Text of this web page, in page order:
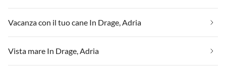
Vacanza con il tuo cane In Drage, Adria
Vista mare In Drage, Adria